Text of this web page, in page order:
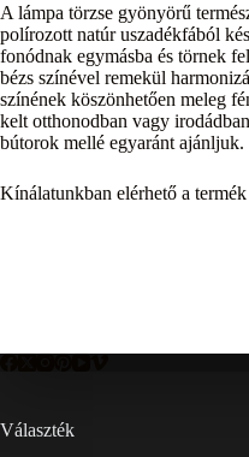
A lámpa törzse gyönyörű
polírozott natúr uszadékfából
fonódnak egymásba és törnek
bézs színével remekül
színének köszönhetően meleg
kelt otthonodban vagy
bútorok mellé egyaránt ajánljuk.
Kínálatunkban elérhető a
Választék